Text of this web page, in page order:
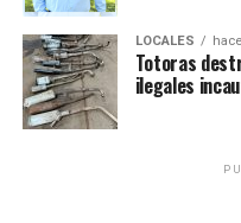
LOCALES
Totoras
ilegales